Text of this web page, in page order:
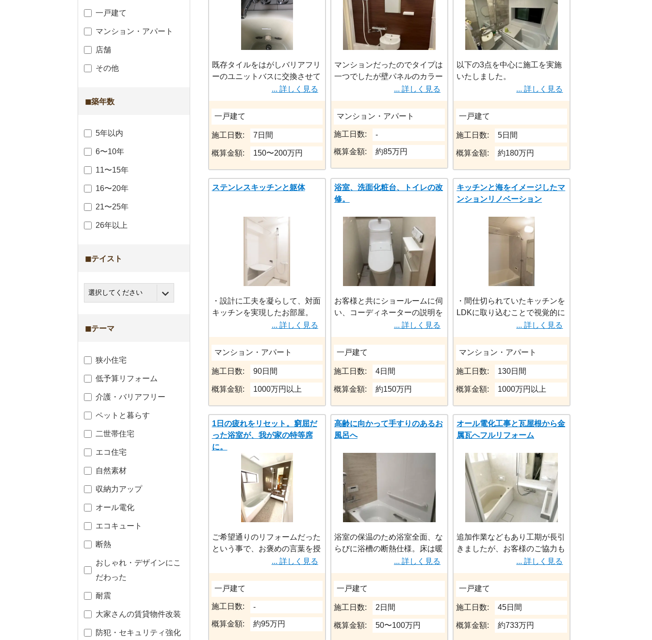
一戸建て
マンション・アパート
店舗
その他
◼︎築年数
5年以内
6〜10年
11〜15年
16〜20年
21〜25年
26年以上
◼︎テイスト
◼︎テーマ
狭小住宅
低予算リフォーム
介護・バリアフリー
ペットと暮らす
二世帯住宅
エコ住宅
自然素材
収納力アップ
オール電化
エコキュート
断熱
おしゃれ・デザインにこ
だわった
耐震
大家さんの賃貸物件改装
防犯・セキュリティ強化
認定施工店だからこそ可能な
１日施工＋高品質仕上げ を実
現できました。
既存タイルをはがしバリアフリ
ーのユニットバスに交換させて
いただきました。断熱性の高い
浴室になり、バリアフリーに伴
い窓の高さが浴槽より低い位置
になっているので、窓自体も小
さくしております。
... 詳しく見る
一戸建て
施工日数: 7日間
概算金額: 150〜200万円
マンションだったのでタイプは
一つでしたが壁パネルのカラー
バリエーションやオプションな
ど丁寧に説明していただきまし
た。
... 詳しく見る
マンション・アパート
施工日数: -
概算金額: 約85万円
以下の3点を中心に施工を実施
いたしました。
①在来工法からユニットバスへ
一新②トイレの交換③給湯器を
新調
施工後の浴室は、明るく清潔感
のある空間に生まれ変わり、壁
面にはモダンな木目調パネルを
採用。大きな鏡とスタイリッシ
ュなシャワーヘッドが印象的
で、毎日の入浴が楽しみになる
空間になりました。その他に
も、フラットな壁面と床になっ
たことでお掃除しやすくなった
点も良いポイントであると思い
ます。また、給湯器も最新式に
交換されたことで、湯温や湯量
の安定性が向上しました。
施工後のトイレは、スタイリッ
シュでコ
... 詳しく見る
一戸建て
施工日数: 5日間
概算金額: 約180万円
ステンレスキッチンと躯体
・設計に工夫を凝らして、対面
キッチンを実現したお部屋。
・天井の躯体もがアクセントな
広々としたLDKは光がたくさん
入って気持ちのいい空間に。
・造作の洗面は、金額を抑えつ
つ家事のしやすいように細部に
こだわりました。
・物件起因の多いお部屋でした
が、各所に工夫を凝らしながら
綺麗にまとめました。
... 詳しく見る
マンション・アパート
施工日数: 90日間
概算金額: 1000万円以上
浴室、洗面化粧台、トイレの改
修。
お客様と共にショールームに伺
い、コーディネーターの説明を
聞きながら商品の機能性、デザ
インを納得して頂いた上で希望
の設備を選んでいただきまし
た。
... 詳しく見る
一戸建て
施工日数: 4日間
概算金額: 約150万円
キッチンと海をイメージしたマ
ンションリノベーション
・間仕切られていたキッチンを
LDKに取り込むことで視覚的に
も広がりのある空間を実現
・キッチンと同じサイズの造作
調理台を設けることにより魚を
捌くのに十分な作業スペースを
確保
・55㎡という限られた空間の中
でもキッチン・パントリー・脱
衣室をぐるっと回れる回遊動線
にしたことで毎日の動きもスム
ーズに
・寝室はあえて個室にせずLDK
の一角に設けてカーテンで間仕
切るスタイルにすることで普段
は開けて広々と、来客時はさっ
と仕切ってプライバシーを確保
できる、柔軟な空間に
・玄関からすぐの廊下には埋め
込み型のボウル
... 詳しく見る
マンション・アパート
施工日数: 130日間
概算金額: 1000万円以上
1日の疲れをリセット。窮屈だ
った浴室が、我が家の特等席
に。
ご希望通りのリフォームだった
という事で、お褒めの言葉を授
かり嬉しく思います。アクセン
トパネルも落ち着きがあり心地
良い空間へのお風呂時間楽しみ
にしてもらえればと存じます。
... 詳しく見る
一戸建て
施工日数: -
概算金額: 約95万円
高齢に向かって手すりのあるお
風呂へ
浴室の保温のため浴室全面、な
らびに浴槽の断熱仕様。床は暖
かく滑りにくく乾きが早いも
の。手すりは浴槽内、壁へ導線
に沿っての配置の提案
... 詳しく見る
一戸建て
施工日数: 2日間
概算金額: 50〜100万円
オール電化工事と瓦屋根から金
属瓦へフルリフォーム
追加作業などもあり工期が長引
きましたが、お客様のご協力も
あり無事に工事を終えることが
出来ました。
この度は誠にありがとうござい
ました。
またリフォームの機会にはぜひ
お声がけ頂ければと思います。
... 詳しく見る
一戸建て
施工日数: 45日間
概算金額: 約733万円